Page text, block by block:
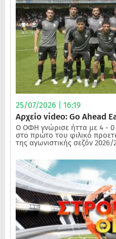
25/07/2026 | 16:19
Αρχείο video: Go Ahead
Ο ΟΦΗ γνώρισε ήττα με 4 - 0
στο πρώτο του φιλικό
της αγωνιστικής σεζόν 2026/